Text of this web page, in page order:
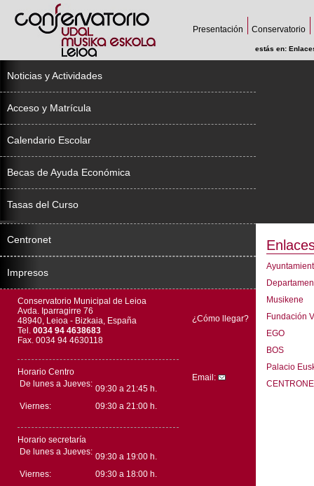
Presentación Conservatorio
estás en:
Noticias y Actividades
Acceso y Matrícula
Calendario Escolar
Becas de Ayuda Económica
Tasas del Curso
Centronet
Impresos
¿Cómo llegar?
Email:
Conservatorio Municipal de Leioa
Avda. Iparragirre 76
48940, Leioa - Bizkaia, España
Tel. 0034 94 4638683
Fax. 0034 94 4630118
Horario Centro
De lunes a Jueves: 09:30 a 21:45 h.
Viernes:
09:30 a 21:00 h.
Horario secretaría
De lunes a Jueves: 09:30 a 19:00 h.
Viernes:
09:30 a 18:00 h.
Musikene
Fundación
EGO
BOS
Palacio